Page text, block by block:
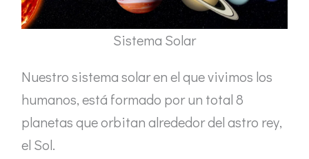
Sistema Solar
Nuestro sistema solar en el que vivimos los
humanos, está formado por un total 8
planetas que orbitan alrededor del astro rey,
el Sol.